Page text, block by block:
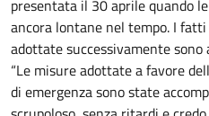
presentata il 30 aprile quando
ancora lontane nel tempo. I
adottate successivamente sono
“Le misure adottate a favore
di emergenza sono state